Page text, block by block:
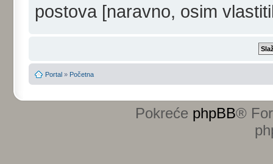
postova [naravno, osim
Portal » Početna
Pokreće phpBB®